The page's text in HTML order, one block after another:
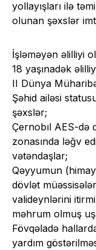
yollayışları ilə
olunan şəxslər
İşləməyən əlilliyi
18 yaşınadək
II Dünya
Şəhid ailəsi
şəxslər;
Çernobıl AES-də
zonasında ləğv
vətəndaşlar;
Qəyyumun
dövlət
valideynlərini
məhrum olmuş
Fövqəladə
yardım